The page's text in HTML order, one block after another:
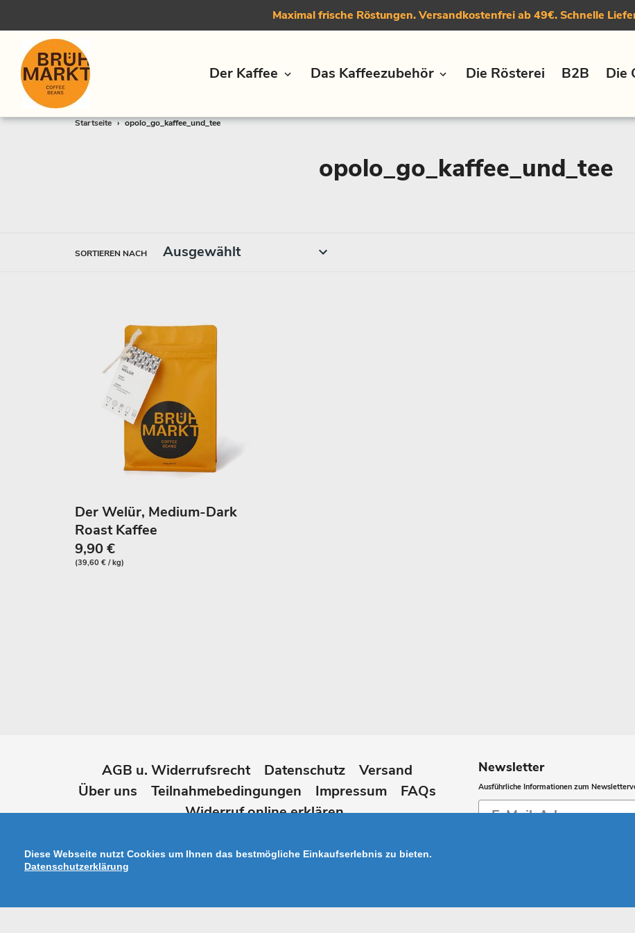
Direkt
Maximal frische Röstungen. Versandkostenfrei ab 49€. Schnelle
Der Kaffee Das Kaffeezubehör Die Rösterei B2B Die
Startseite › opolo_go_kaffee_und_tee
S
m
opolo_go_kaffee_und_tee
SORTIEREN NACH
Der Welür, Medium-Dark
Roast Kaffee
9,90 €
(39,60 € / kg)
AGB u. Widerrufsrecht Datenschutz
Versand
Über uns
Teilnahmebedingungen Impressum
FAQs
Widerruf online erklären
Newsletter
Ausführliche Informationen zum
Abonnieren
Diese Webseite nutzt Cookies um Ihnen das bestmögliche Einkaufserlebnis zu bieten.
Datenschutzerklärung